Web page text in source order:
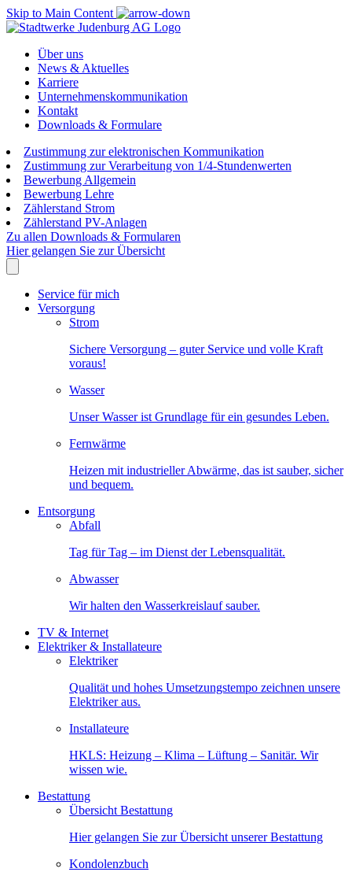
Skip to Main Content
Über uns
News & Aktuelles
Karriere
Unternehmenskommunikation
Kontakt
Downloads & Formulare
Zustimmung zur elektronischen Kommunikation
Zustimmung zur Verarbeitung von 1/4-Stundenwerten
Bewerbung Allgemein
Bewerbung Lehre
Zählerstand Strom
Zählerstand PV-Anlagen
Zu allen Downloads & Formularen
Hier gelangen Sie zur Übersicht
Service für mich
Versorgung
Strom
Sichere Versorgung – guter Service und volle Kraft
voraus!
Wasser
Unser Wasser ist Grundlage für ein gesundes Leben.
Fernwärme
Heizen mit industrieller Abwärme, das ist sauber, sicher
und bequem.
Entsorgung
Abfall
Tag für Tag – im Dienst der Lebensqualität.
Abwasser
Wir halten den Wasserkreislauf sauber.
TV & Internet
Elektriker & Installateure
Elektriker
Qualität und hohes Umsetzungstempo zeichnen unsere
Elektriker aus.
Installateure
HKLS: Heizung – Klima – Lüftung – Sanitär. Wir
wissen wie.
Bestattung
Übersicht Bestattung
Hier gelangen Sie zur Übersicht unserer Bestattung
Kondolenzbuch